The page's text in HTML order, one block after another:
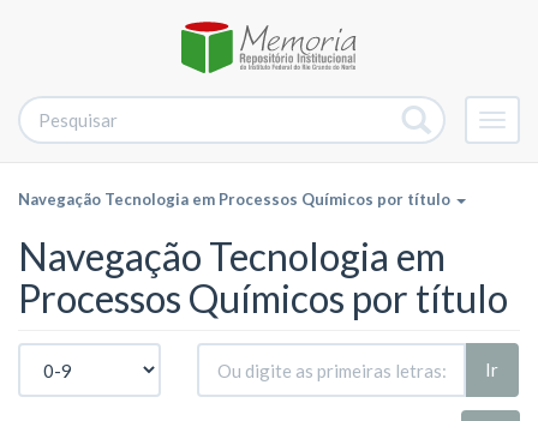
Navegação Tecnologia em Processos Químicos por título
Navegação Tecnologia em
Processos Químicos por título
Ir